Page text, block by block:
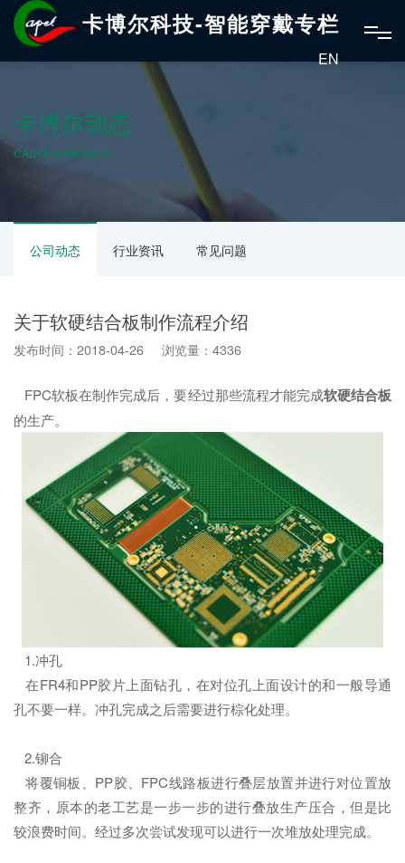
卡博尔科技-智能穿戴专栏
EN
卡博尔动态
CABOL DYNAMICS
公司动态 行业资讯 常见问题
关于软硬结合板制作流程介绍
发布时间：2018-04-26 浏览量：4336
FPC软板在制作完成后，要经过那些流程才能完成软硬结合板
的生产。
1.冲孔
在FR4和PP胶片上面钻孔，在对位孔上面设计的和一般导通
孔不要一样。冲孔完成之后需要进行棕化处理。
2.铆合
将覆铜板、PP胶、FPC线路板进行叠层放置并进行对位置放
整齐，原本的老工艺是一步一步的进行叠放生产压合，但是比
较浪费时间。经过多次尝试发现可以进行一次堆放处理完成。